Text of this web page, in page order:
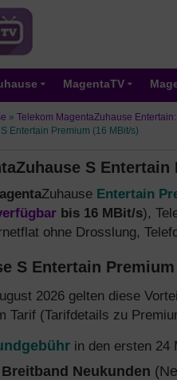
MagentaTV
» Telekom MagentaZuhause
Entertain Premium (16 MBit/s)
S
Zuhause Entertain
bis 16 MBit/s),
ohne Drosslung,
S Entertain Premium
2026 gelten diese
Tarif (Tarifdetails zu
in den ersten 24
Neukunden